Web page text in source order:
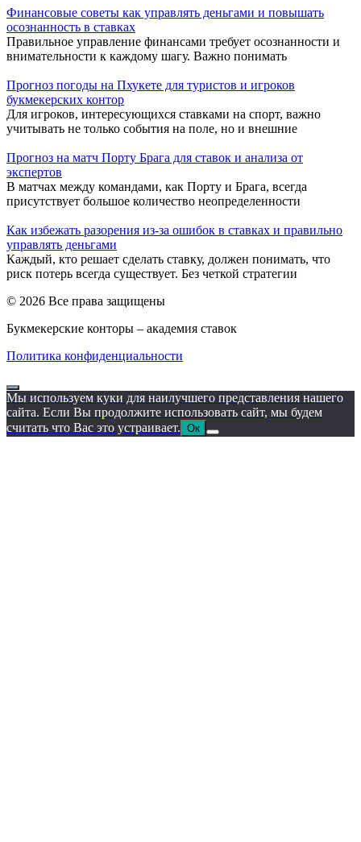
Финансовые советы как управлять деньгами и повышать
осознанность в ставках
Правильное управление финансами требует осознанности и
внимательности к каждому шагу. Важно понимать
Прогноз погоды на Пхукете для туристов и игроков
букмекерских контор
Для игроков, интересующихся ставками на спорт, важно
учитывать не только события на поле, но и внешние
Прогноз на матч Порту Брага для ставок и анализа от
экспертов
В матчах между командами, как Порту и Брага, всегда
присутствует большое количество неопределенности
Как избежать разорения из-за ошибок в ставках и правильно
управлять деньгами
Каждый, кто решает сделать ставку, должен понимать, что
риск потерь всегда существует. Без четкой стратегии
© 2026 Все права защищены
Букмекерские конторы – академия ставок
Политика конфиденциальности
Мы используем куки для наилучшего представления нашего
сайта. Если Вы продолжите использовать сайт, мы будем
считать что Вас это устраивает. Ок